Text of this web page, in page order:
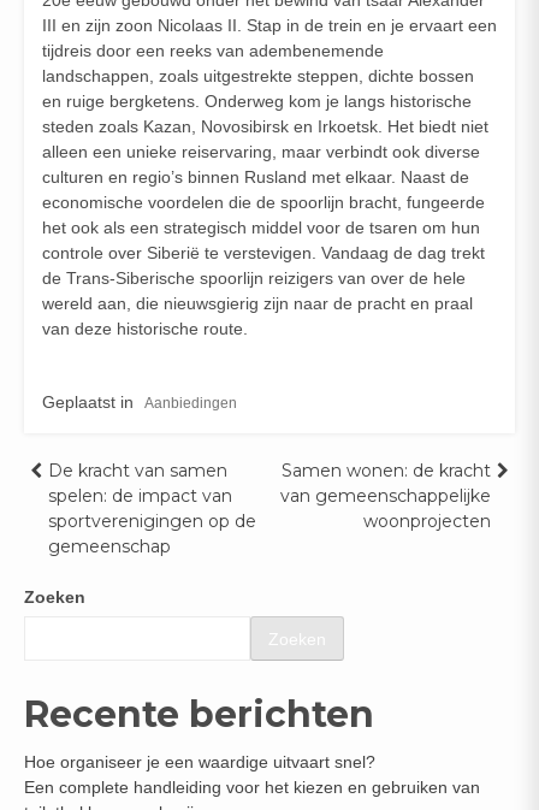
III en zijn zoon Nicolaas II. Stap in de trein en je ervaart een
tijdreis door een reeks van adembenemende
landschappen, zoals uitgestrekte steppen, dichte bossen
en ruige bergketens. Onderweg kom je langs historische
steden zoals Kazan, Novosibirsk en Irkoetsk. Het biedt niet
alleen een unieke reiservaring, maar verbindt ook diverse
culturen en regio’s binnen Rusland met elkaar. Naast de
economische voordelen die de spoorlijn bracht, fungeerde
het ook als een strategisch middel voor de tsaren om hun
controle over Siberië te verstevigen. Vandaag de dag trekt
de Trans-Siberische spoorlijn reizigers van over de hele
wereld aan, die nieuwsgierig zijn naar de pracht en praal
van deze historische route.
Geplaatst in Aanbiedingen
Bericht
navigatie
De kracht van samen
spelen: de impact van
sportverenigingen op de
gemeenschap
Samen wonen: de kracht
van gemeenschappelijke
woonprojecten
Zoeken
Zoeken
Recente berichten
Hoe organiseer je een waardige uitvaart snel?
Een complete handleiding voor het kiezen en gebruiken van